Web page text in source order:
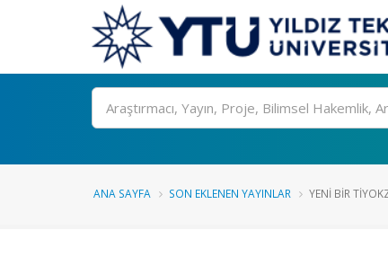
Ara
ANA SAYFA SON EKLENEN YAYINLAR YENİ BİR